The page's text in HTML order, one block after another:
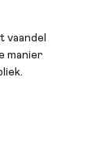
vaandel
manier